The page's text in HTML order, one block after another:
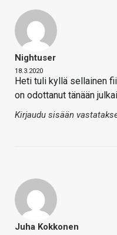
Nightuser
18.3.2020
Heti tuli kyllä sellainen
on odottanut tänään
Kirjaudu sisään
Juha Kokkonen